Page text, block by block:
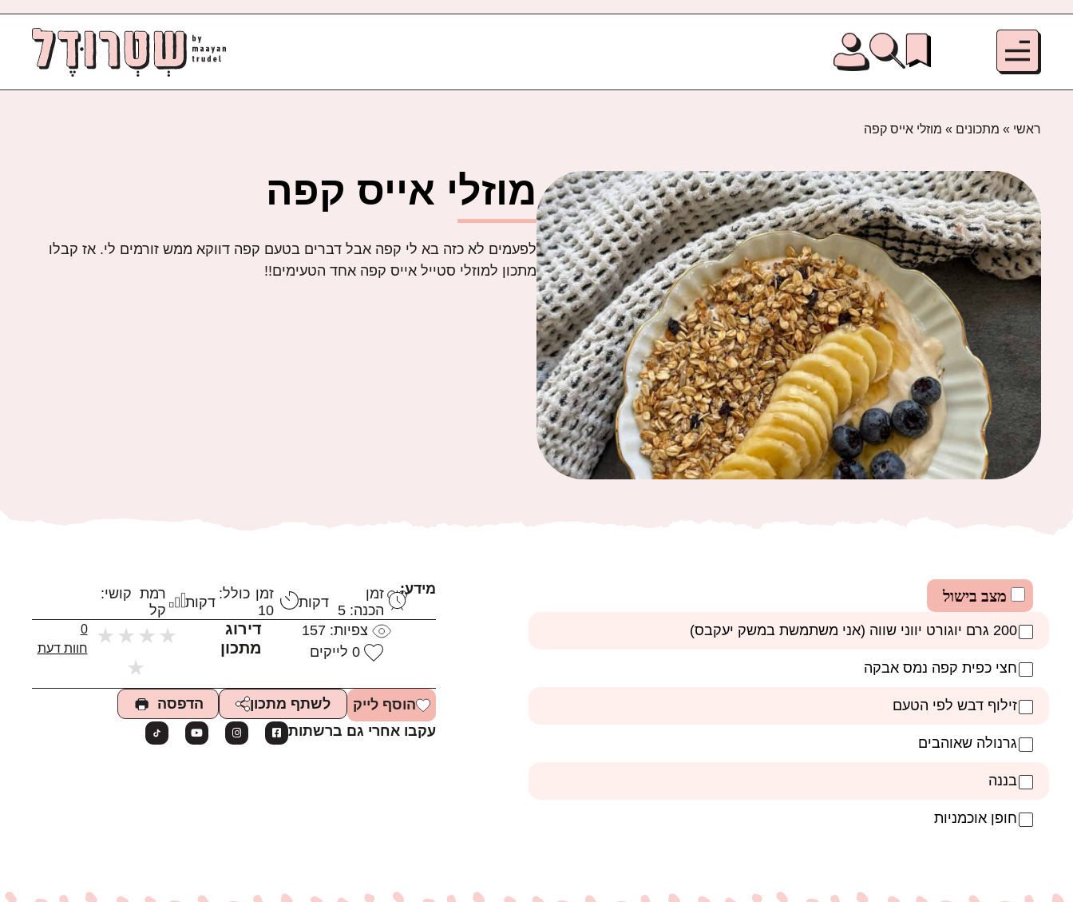
ראשי » מתכונים » מוזלי אייס קפה
מוזלי אייס קפה
לפעמים לא כזה בא לי קפה אבל דברים בטעם קפה דווקא ממש זורמים לי. אז קבלו
מתכון למוזלי סטייל אייס קפה אחד הטעימים!!
מצב בישול
200 גרם יוגורט יווני שווה (אני משתמשת במשק יעקבס)
חצי כפית קפה נמס אבקה
זילוף דבש לפי הטעם
גרנולה שאוהבים
בננה
חופן אוכמניות
מידע:
זמן
הכנה: 5
דקות
זמן כולל:
10
דקות
רמת קושי:
קל
צפיות:157
0 לייקים
דירוג
מתכון
★
★
★
★
★
0
חוות דעת
הוסף לייק לשתף מתכון
הדפסה
עקבו אחרי גם ברשתות